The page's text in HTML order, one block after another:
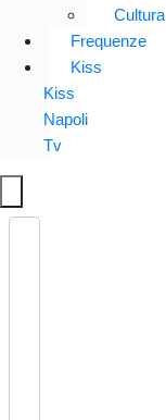
Cultura
Frequenze
Kiss
Kiss
Napoli
Tv